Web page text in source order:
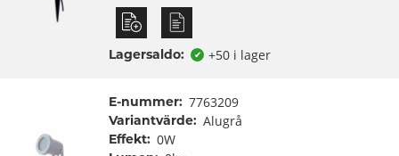
Lagersaldo: ✔ +50 i lager
E-nummer: 7763209
Variantvärde: Alugrå
Effekt: 0W